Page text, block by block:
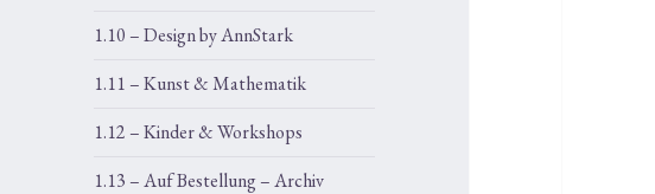
1.10 – Design by AnnStark
1.11 – Kunst & Mathematik
1.12 – Kinder & Workshops
1.13 – Auf Bestellung – Archiv